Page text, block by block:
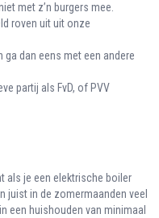
met z’n burgers mee.
roven uit uit onze
dan eens met een andere
partij als FvD, of PVV
als je een elektrische boiler
juist in de zomermaanden veel
een huishouden van minimaal